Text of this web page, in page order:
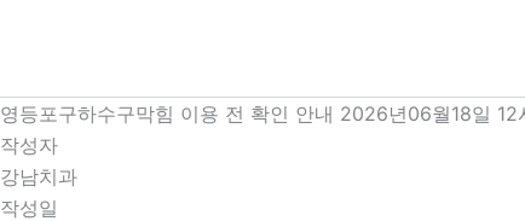
로
건
너
뛰
영등포구하수구막힘 이용 전 확인 안내 2026년06월18일 12
작성자
강남치과
작성일